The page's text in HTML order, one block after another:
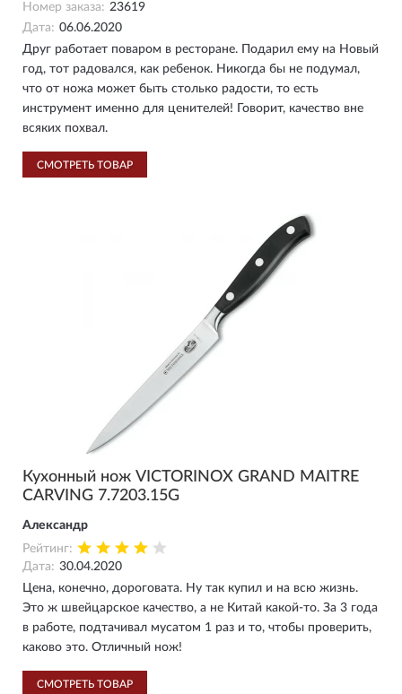
Номер заказа: 23619
Дата: 06.06.2020
Друг работает поваром в ресторане. Подарил ему на Новый
год, тот радовался, как ребенок. Никогда бы не подумал,
что от ножа может быть столько радости, то есть
инструмент именно для ценителей! Говорит, качество вне
всяких похвал.
СМОТРЕТЬ ТОВАР
Кухонный нож VICTORINOX GRAND MAITRE
CARVING 7.7203.15G
Александр
Рейтинг:
Дата: 30.04.2020
Цена, конечно, дороговата. Ну так купил и на всю жизнь.
Это ж швейцарское качество, а не Китай какой-то. За 3 года
в работе, подтачивал мусатом 1 раз и то, чтобы проверить,
каково это. Отличный нож!
СМОТРЕТЬ ТОВАР